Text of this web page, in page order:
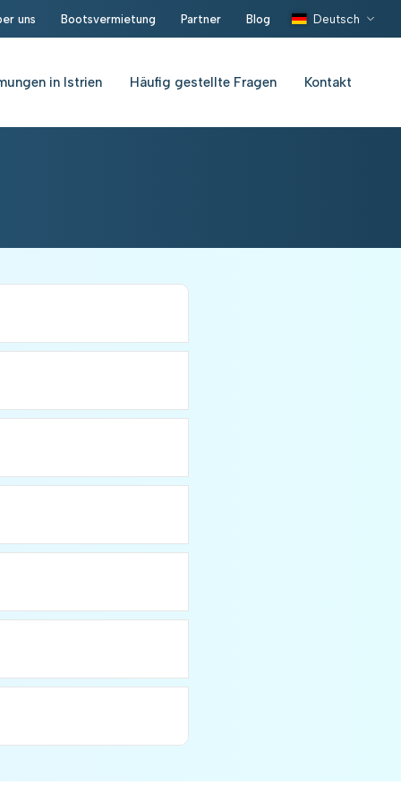
uns Bootsvermietung Partner Blog Deutsch
in Istrien Häufig gestellte Fragen Kontakt
dem 10. Juni und
dein Guide ist,
statt, die auch für
und einem
sondern auch
Jackemitzubringen, da